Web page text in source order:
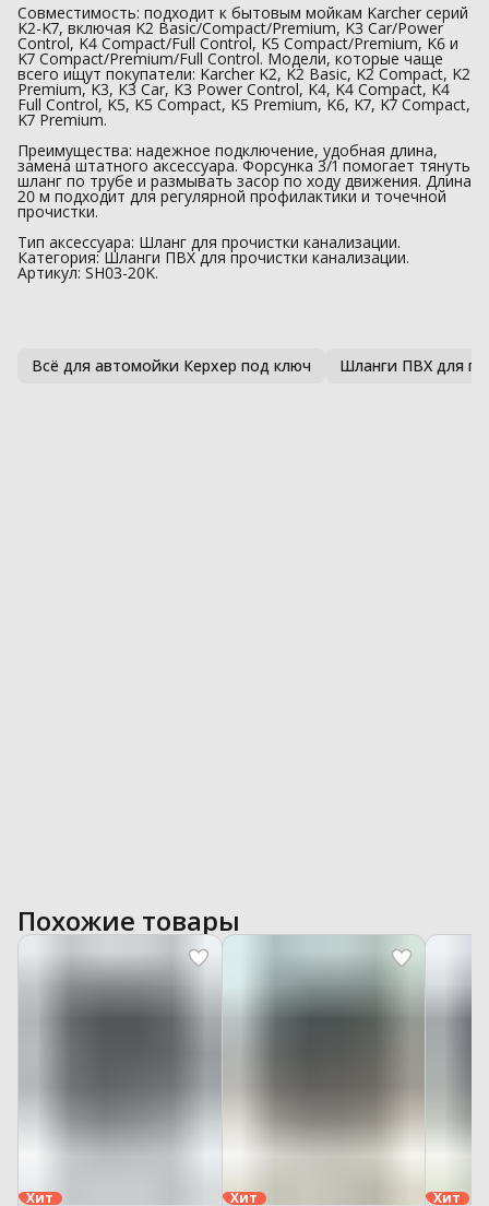
Совместимость: подходит к бытовым мойкам Karcher серий
K2-K7, включая K2 Basic/Compact/Premium, K3 Car/Power
Control, K4 Compact/Full Control, K5 Compact/Premium, K6 и
K7 Compact/Premium/Full Control. Модели, которые чаще
всего ищут покупатели: Karcher K2, K2 Basic, K2 Compact, K2
Premium, K3, K3 Car, K3 Power Control, K4, K4 Compact, K4
Full Control, K5, K5 Compact, K5 Premium, K6, K7, K7 Compact,
K7 Premium.
Преимущества: надежное подключение, удобная длина,
замена штатного аксессуара. Форсунка 3/1 помогает тянуть
шланг по трубе и размывать засор по ходу движения. Длина
20 м подходит для регулярной профилактики и точечной
прочистки.
Тип аксессуара: Шланг для прочистки канализации.
Категория: Шланги ПВХ для прочистки канализации.
Артикул: SH03-20K.
Всё для автомойки Керхер под ключ Шланги ПВХ для
Похожие товары
Хит Хит Хит